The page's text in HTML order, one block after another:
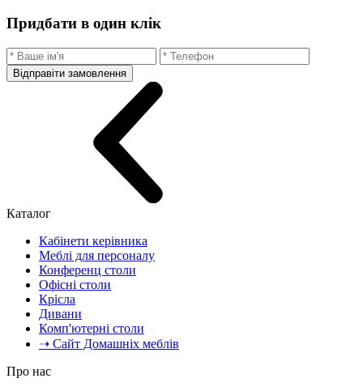
Придбати в один клік
Відправіти замовлення
Каталог
Кабінети керівника
Меблі для персоналу
Конференц столи
Офісні столи
Крісла
Дивани
Комп'ютерні столи
➝ Сайт Домашніх меблів
Про нас